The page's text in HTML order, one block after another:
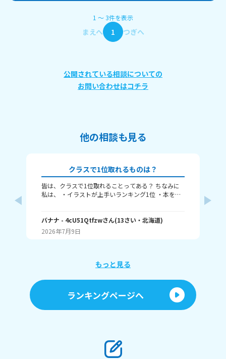
1 〜3件を表示
まえへ 1 つぎへ
公開されている相談についての
お問い合わせはコチラ
他の相談も見る
クラスで1位取れるものは？
皆は、クラスで1位取れることってある？ ちなみに
私は、 ・イラストが上手いランキング1位 ・本を読
ングで1位取れる？ 書いてくれたら嬉しいです！ じ
ゃね。
バナナ - 4cU51Qtfzwさん(13さい・ 北海道)
2026年7月9日
もっと見る
ランキングページへ